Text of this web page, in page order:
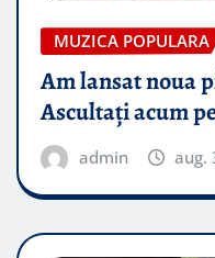
MUZICA POPULARA
Am lansat noua
Ascultați acum
admin aug.